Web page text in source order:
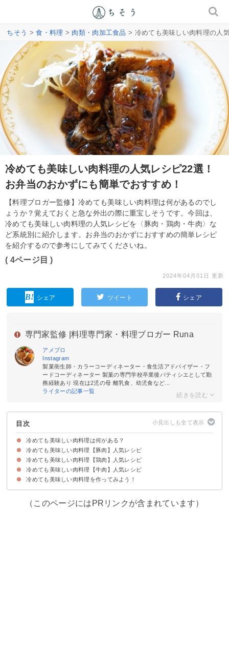
ちそう >食・料理 > 肉類・肉加工食品 > 冷めても美味しい肉料理の人
冷めても美味しい肉料理の人気レシピ22選！
お弁当のおかずにも簡単でおすすめ！
【料理ブロガー監修】冷めても美味しい肉料理は何があるのでし
ょうか？覚えておくと急な外出の際に重宝しそうです。今回は、
冷めても美味しい肉料理の人気レシピを〈豚肉・鶏肉・牛肉〉な
ど系統別に紹介します。お弁当のおかずにおすすめの簡単レシピ
を紹介するので参考にしてみてくださいね。
( 4ページ目 )
2024年04月01日 更新
シェア ツイート シェア
専門家監修 | 料理専門家・料理ブロガー Runa
アメブロ
Instagram
製菓衛生師・カラーコーディネーター・食生活アドバイザー・フ
ードコーディネーター 製菓の専門学校卒業後パティシエとして勤
務経験あり 現在は2児の母 離乳食、幼児食など...
ライターの記事一覧
目次
冷めても美味しい肉料理は何がある？
冷めても美味しい肉料理【豚肉】人気レシピ
①豚肉の生姜焼き
②アスパラガスの豚肉巻き
③豚肉とレンコンの甘酢炒め
④豚肉巻きおにぎり
⑤豚肉とキャベツのポン酢炒め
⑥キムチとチーズの豚肉巻き
⑦厚揚げの豚肉巻き
冷めても美味しい肉料理【鶏肉】人気レシピ
①鶏チャーシュー
②鶏肉の甘酢照り焼き
③定番の鶏の唐揚げ
④鶏肉とナスの甘酢炒め
⑤鶏肉の梅肉焼き
⑥鶏肉とレンコンのつくね
⑦鶏肉とじゃがいもの旨辛炒め
⑧チキンナゲット
冷めても美味しい肉料理【牛肉】人気レシピ
①牛そぼろ
②牛肉とごぼうの煮物
③牛肉のしぐれ煮
④プルコギ
⑤牛肉といんげんの甘辛炒め
⑥焼肉
⑦牛肉のすき焼き風照り焼き
冷めても美味しい肉料理を作ってみよう！
（このページにはPRリンクが含まれています）